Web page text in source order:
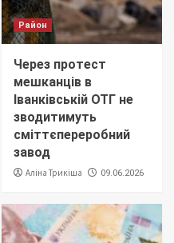
Район
Через протест
мешканців в
Іванківській ОТГ не
зводитимуть
сміттєпереробний
завод
Аліна Трикіша 09.06.2026